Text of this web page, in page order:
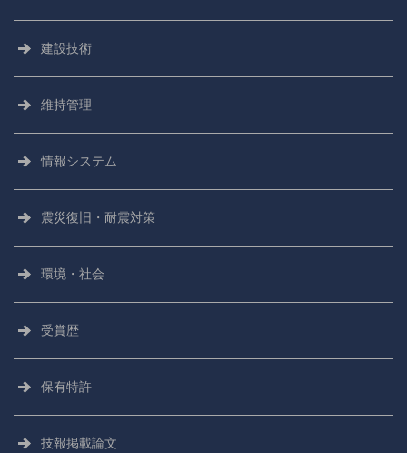
建設技術
維持管理
情報システム
震災復旧・耐震対策
環境・社会
受賞歴
保有特許
技報掲載論文